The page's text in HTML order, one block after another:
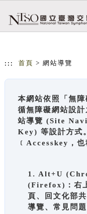
::: 首頁 > 網站導覽
本網站依照「無
循無障礙網站設
站導覽 (Site
Key) 等設計方式
﹝Accesskey，也
1. Alt+U
(Firefox)：右
頁、回文化部
導覽、常見問題